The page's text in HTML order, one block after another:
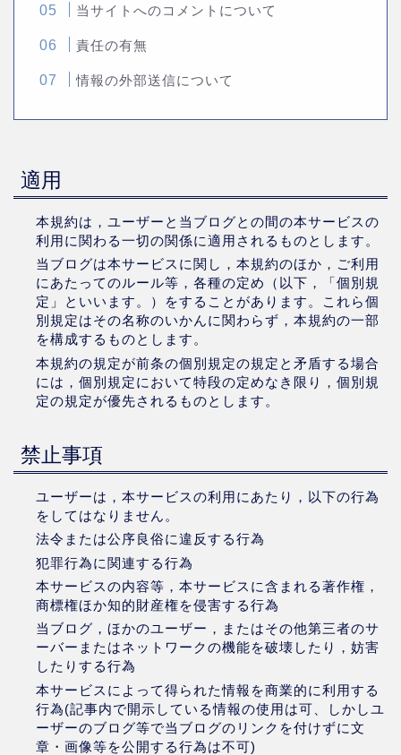
当サイトへのコメントについて
責任の有無
情報の外部送信について
適用
本規約は，ユーザーと当ブログとの間の本サービスの
利用に関わる一切の関係に適用されるものとします。
当ブログは本サービスに関し，本規約のほか，ご利用
にあたってのルール等，各種の定め（以下，「個別規
定」といいます。）をすることがあります。これら個
別規定はその名称のいかんに関わらず，本規約の一部
を構成するものとします。
本規約の規定が前条の個別規定の規定と矛盾する場合
には，個別規定において特段の定めなき限り，個別規
定の規定が優先されるものとします。
禁止事項
ユーザーは，本サービスの利用にあたり，以下の行為
をしてはなりません。
法令または公序良俗に違反する行為
犯罪行為に関連する行為
本サービスの内容等，本サービスに含まれる著作権，
商標権ほか知的財産権を侵害する行為
当ブログ，ほかのユーザー，またはその他第三者のサ
ーバーまたはネットワークの機能を破壊したり，妨害
したりする行為
本サービスによって得られた情報を商業的に利用する
行為(記事内で開示している情報の使用は可、しかしユ
ーザーのブログ等で当ブログのリンクを付けずに文
章・画像等を公開する行為は不可)